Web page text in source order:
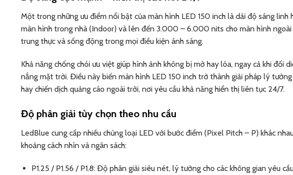
Một trong những ưu điểm nổi bật của màn hình LED 150 inch là dải độ sáng
màn hình trong nhà (Indoor) và lên đến 3.000 – 6.000 nits cho màn hình
trung thực và sống động trong mọi điều kiện ánh sáng.
Khả năng chống chói ưu việt giúp hình ảnh không bị mờ hay lóa, ngay cả khi đối
nắng mặt trời. Điều này biến màn hình LED 150 inch trở thành giải pháp lý
hay chiến dịch quảng cáo ngoài trời, nơi yêu cầu khả năng hiển thị liên tục 24/7.
Độ phân giải tùy chọn theo nhu cầu
LedBlue cung cấp nhiều chủng loại LED với bước điểm (Pixel Pitch – P) khác
khoảng cách nhìn và ngân sách:
P1.25 / P1.56 / P1.8: Độ phân giải siêu nét, lý tưởng cho các không gian yêu